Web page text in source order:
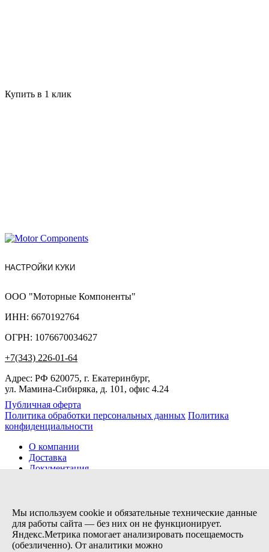
Купить в 1 клик
НАСТРОЙКИ КУКИ
ООО "Моторные Компоненты"
ИНН: 6670192764
ОГРН: 1076670034627
+7(343) 226-01-64
Адрес: РФ 620075, г. Екатеринбург,
ул. Мамина-Сибиряка, д. 101, офис 4.24
Публичная оферта
Политика обработки персональных данных Политика
конфиденциальности
О компании
Доставка
Документация
Контакты
Заказов сегодня / Всего
Мы используем cookie и обязательные технические данные
для работы сайта — без них он не функционирует.
Яндекс.Метрика помогает анализировать посещаемость
(обезличенно). От аналитики можно